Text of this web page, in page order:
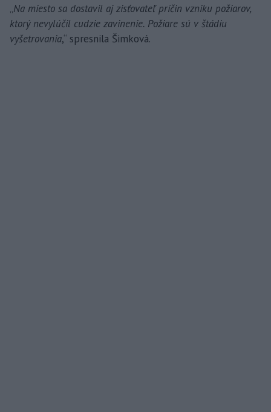
„Na miesto sa dostavil aj zisťovateľ príčin vzniku požiarov,
ktorý nevylúčil cudzie zavinenie. Požiare sú v štádiu
vyšetrovania,“ spresnila Šimková.